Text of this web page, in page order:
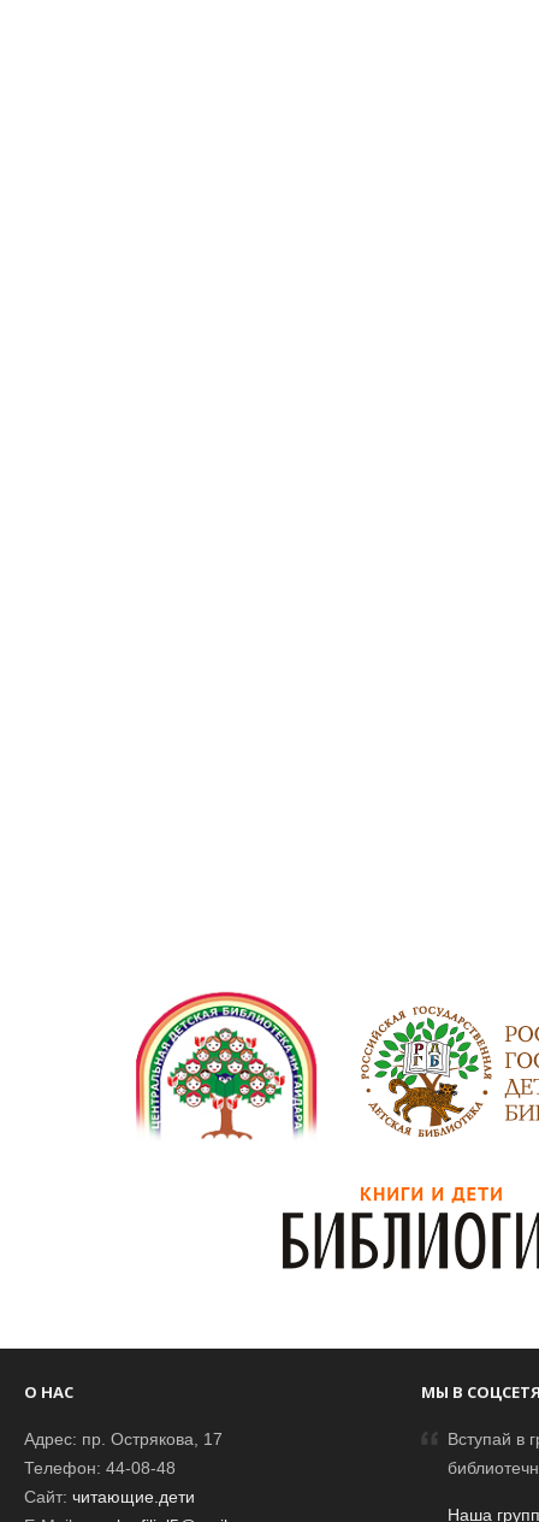
О НАС
Адрес: пр. Острякова, 17
Телефон: 44-08-48
Сайт: читающие.дети
МЫ В
Вступай в
Наша